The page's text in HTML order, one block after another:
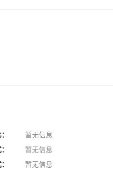
暂无信息
暂无信息
暂无信息